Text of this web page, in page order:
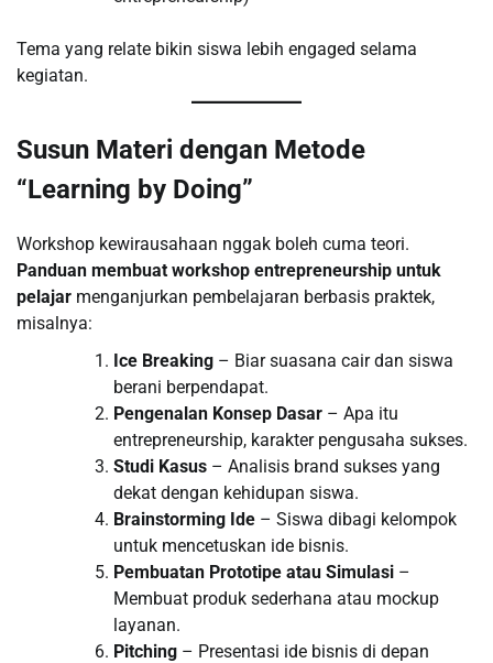
Tema yang relate bikin siswa lebih engaged selama
kegiatan.
Susun Materi dengan Metode
“Learning by Doing”
Workshop kewirausahaan nggak boleh cuma teori.
Panduan membuat workshop entrepreneurship untuk
pelajar menganjurkan pembelajaran berbasis praktek,
misalnya:
Ice Breaking – Biar suasana cair dan siswa
berani berpendapat.
Pengenalan Konsep Dasar – Apa itu
entrepreneurship, karakter pengusaha sukses.
Studi Kasus – Analisis brand sukses yang
dekat dengan kehidupan siswa.
Brainstorming Ide – Siswa dibagi kelompok
untuk mencetuskan ide bisnis.
Pembuatan Prototipe atau Simulasi –
Membuat produk sederhana atau mockup
layanan.
Pitching – Presentasi ide bisnis di depan